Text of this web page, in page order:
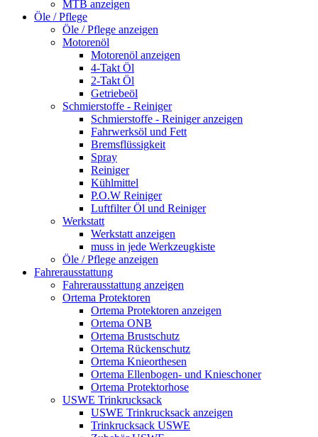
MTB anzeigen
Öle / Pflege
Öle / Pflege anzeigen
Motorenöl
Motorenöl anzeigen
4-Takt Öl
2-Takt Öl
Getriebeöl
Schmierstoffe - Reiniger
Schmierstoffe - Reiniger anzeigen
Fahrwerksöl und Fett
Bremsflüssigkeit
Spray
Reiniger
Kühlmittel
P.O.W Reiniger
Luftfilter Öl und Reiniger
Werkstatt
Werkstatt anzeigen
muss in jede Werkzeugkiste
Öle / Pflege anzeigen
Fahrerausstattung
Fahrerausstattung anzeigen
Ortema Protektoren
Ortema Protektoren anzeigen
Ortema ONB
Ortema Brustschutz
Ortema Rückenschutz
Ortema Knieorthesen
Ortema Ellenbogen- und Knieschoner
Ortema Protektorhose
USWE Trinkrucksack
USWE Trinkrucksack anzeigen
Trinkrucksack USWE